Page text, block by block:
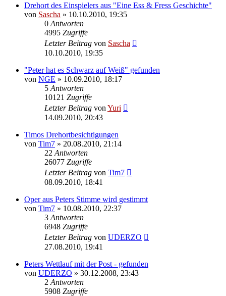
Drehort des Einspielers aus "Eine Ess & Fress Geschichte"
von Sascha » 10.10.2010, 19:35
0 Antworten
4995 Zugriffe
Letzter Beitrag von Sascha
10.10.2010, 19:35
"Peter hat es Schwarz auf Weiß" gefunden
von NGE » 10.09.2010, 18:17
5 Antworten
10121 Zugriffe
Letzter Beitrag von Yuri
14.09.2010, 20:43
Timos Drehortbesichtigungen
von Tim7 » 20.08.2010, 21:14
22 Antworten
26077 Zugriffe
Letzter Beitrag von Tim7
08.09.2010, 18:41
Oper aus Peters Stimme wird gestimmt
von Tim7 » 10.08.2010, 22:37
3 Antworten
6948 Zugriffe
Letzter Beitrag von UDERZO
27.08.2010, 19:41
Peters Wettlauf mit der Post - gefunden
von UDERZO » 30.12.2008, 23:43
2 Antworten
5908 Zugriffe